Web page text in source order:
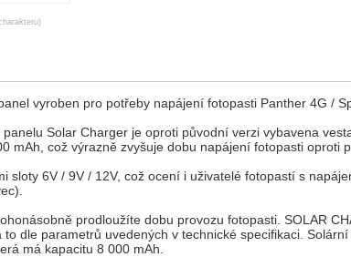
vyroben pro potřeby napájení fotopasti Panther 4G /
Solar Charger je oproti původní verzi vybavena
mAh, což výrazně zvyšuje dobu napájení fotopasti oproti
sloty 6V / 9V / 12V, což ocení i uživatelé fotopastí s
prodloužíte dobu provozu fotopasti. SOLAR
dle parametrů uvedených v technické specifikaci.
má kapacitu 8 000 mAh.